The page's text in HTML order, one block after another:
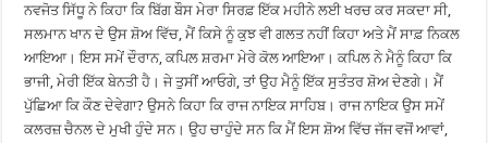
ਨਵਜੋਤ ਸਿੱਧੂ ਨੇ ਕਿਹਾ ਕਿ ਬਿੱਗ ਬੌਸ ਮੇਰਾ ਸਿਰਫ਼ ਇੱਕ ਮਹੀਨੇ ਲਈ ਖਰਚ ਕਰ ਸਕਦਾ ਸੀ,
ਸਲਮਾਨ ਖਾਨ ਦੇ ਉਸ ਸ਼ੋਅ ਵਿੱਚ, ਮੈਂ ਕਿਸੇ ਨੂੰ ਕੁਝ ਵੀ ਗਲਤ ਨਹੀਂ ਕਿਹਾ ਅਤੇ ਮੈਂ ਸਾਫ਼ ਨਿਕਲ
ਆਇਆ। ਇਸ ਸਮੇਂ ਦੌਰਾਨ, ਕਪਿਲ ਸ਼ਰਮਾ ਮੇਰੇ ਕੋਲ ਆਇਆ। ਕਪਿਲ ਨੇ ਮੈਨੂੰ ਕਿਹਾ ਕਿ
ਭਾਜੀ, ਮੇਰੀ ਇੱਕ ਬੇਨਤੀ ਹੈ। ਜੇ ਤੁਸੀਂ ਆਓਗੇ, ਤਾਂ ਉਹ ਮੈਨੂੰ ਇੱਕ ਸੁਤੰਤਰ ਸ਼ੋਅ ਦੇਣਗੇ। ਮੈਂ
ਪੁੱਛਿਆ ਕਿ ਕੌਣ ਦੇਵੇਗਾ? ਉਸਨੇ ਕਿਹਾ ਕਿ ਰਾਜ ਨਾਇਕ ਸਾਹਿਬ। ਰਾਜ ਨਾਇਕ ਉਸ ਸਮੇਂ
ਕਲਰਜ਼ ਚੈਨਲ ਦੇ ਮੁਖੀ ਹੁੰਦੇ ਸਨ। ਉਹ ਚਾਹੁੰਦੇ ਸਨ ਕਿ ਮੈਂ ਇਸ ਸ਼ੋਅ ਵਿੱਚ ਜੱਜ ਵਜੋਂ ਆਵਾਂ,